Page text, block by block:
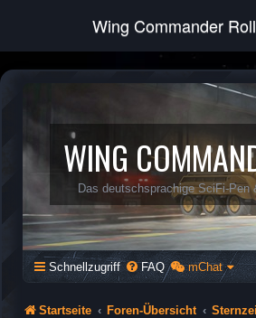
Wing Commander
WING
Das deutschsprachige SciFi-Pen
Schnellzugriff FAQ mChat
Startseite Foren-Übersicht